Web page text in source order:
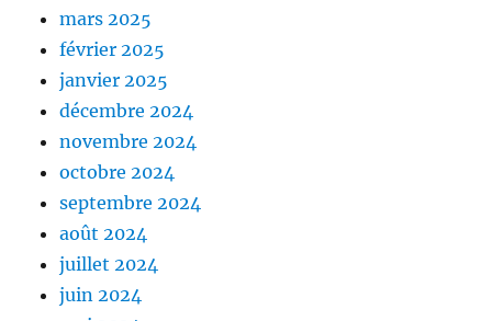
mars 2025
février 2025
janvier 2025
décembre 2024
novembre 2024
octobre 2024
septembre 2024
août 2024
juillet 2024
juin 2024